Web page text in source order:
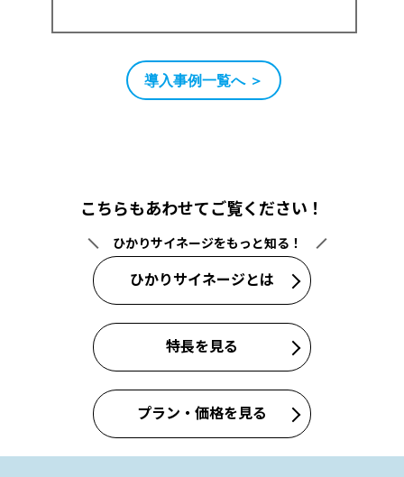
導入事例一覧へ ＞
こちらもあわせてご覧ください！
ひかりサイネージをもっと知る！
ひかりサイネージとは
特長を見る
プラン・価格を見る